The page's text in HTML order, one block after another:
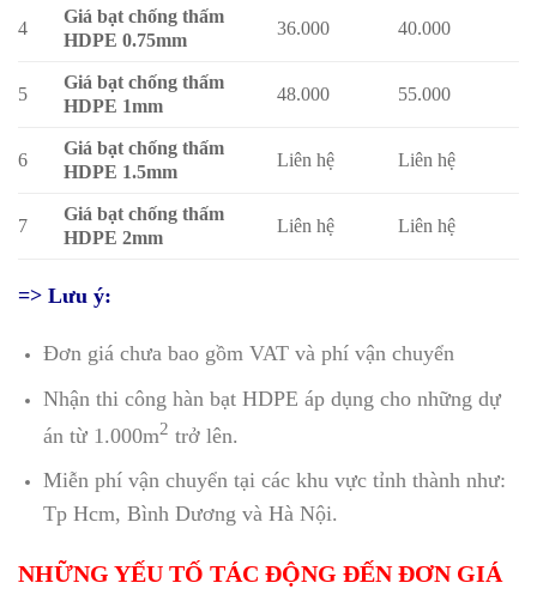
4
Giá bạt chống thấm
HDPE 0.75mm
36.000 40.000
5
Giá bạt chống thấm
HDPE 1mm
48.000 55.000
6
Giá bạt chống thấm
HDPE 1.5mm
Liên hệ Liên hệ
7
Giá bạt chống thấm
HDPE 2mm
Liên hệ Liên hệ
=> Lưu ý:
Đơn giá chưa bao gồm VAT và phí vận chuyển
Nhận thi công hàn bạt HDPE áp dụng cho những dự
án từ 1.000m2 trở lên.
Miễn phí vận chuyển tại các khu vực tỉnh thành như:
Tp Hcm, Bình Dương và Hà Nội.
NHỮNG YẾU TỐ TÁC ĐỘNG ĐẾN ĐƠN GIÁ